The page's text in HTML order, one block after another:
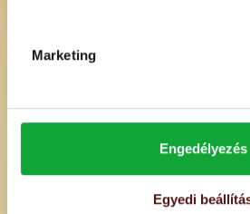
Marketing
Engedélyezés
Egyedi
Termékeink